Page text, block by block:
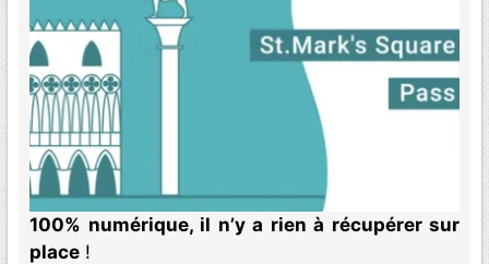
100% numérique, il n’y a rien à récupérer sur
place !